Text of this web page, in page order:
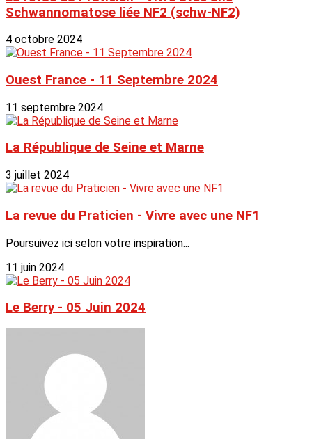
Schwannomatose liée NF2 (schw-NF2)
4 octobre 2024
Ouest France - 11 Septembre 2024
11 septembre 2024
La République de Seine et Marne
3 juillet 2024
La revue du Praticien - Vivre avec une NF1
Poursuivez ici selon votre inspiration...
11 juin 2024
Le Berry - 05 Juin 2024